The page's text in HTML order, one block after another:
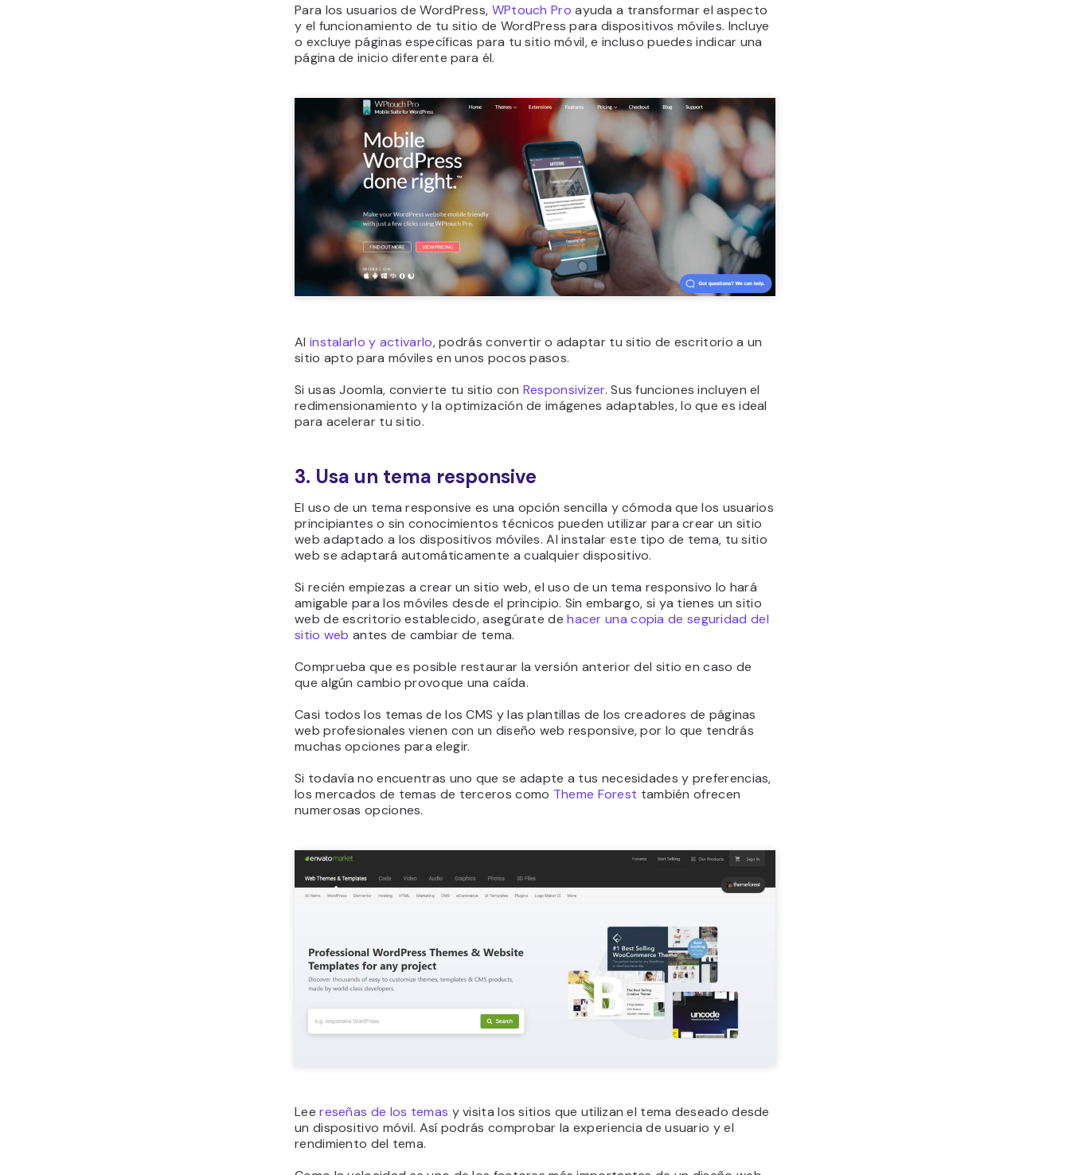
Para los usuarios de WordPress, WPtouch Pro ayuda a transformar el aspecto
y el funcionamiento de tu sitio de WordPress para dispositivos móviles. Incluye
o excluye páginas específicas para tu sitio móvil, e incluso puedes indicar una
página de inicio diferente para él.
Al instalarlo y activarlo, podrás convertir o adaptar tu sitio de escritorio a un
sitio apto para móviles en unos pocos pasos.
Si usas Joomla, convierte tu sitio con Responsivizer. Sus funciones incluyen el
redimensionamiento y la optimización de imágenes adaptables, lo que es ideal
para acelerar tu sitio.
3. Usa un tema responsive
El uso de un tema responsive es una opción sencilla y cómoda que los usuarios
principiantes o sin conocimientos técnicos pueden utilizar para crear un sitio
web adaptado a los dispositivos móviles. Al instalar este tipo de tema, tu sitio
web se adaptará automáticamente a cualquier dispositivo.
Si recién empiezas a crear un sitio web, el uso de un tema responsivo lo hará
amigable para los móviles desde el principio. Sin embargo, si ya tienes un sitio
web de escritorio establecido, asegúrate dehacer una copia de seguridad del
sitio web antes de cambiar de tema.
Comprueba que es posible restaurar la versión anterior del sitio en caso de
que algún cambio provoque una caída.
Casi todos los temas de los CMS y las plantillas de los creadores de páginas
web profesionales vienen con un diseño web responsive, por lo que tendrás
muchas opciones para elegir.
Si todavía no encuentras uno que se adapte a tus necesidades y preferencias,
los mercados de temas de terceros como Theme Forest también ofrecen
numerosas opciones.
Leereseñas de los temas y visita los sitios que utilizan el tema deseado desde
un dispositivo móvil. Así podrás comprobar la experiencia de usuario y el
rendimiento del tema.